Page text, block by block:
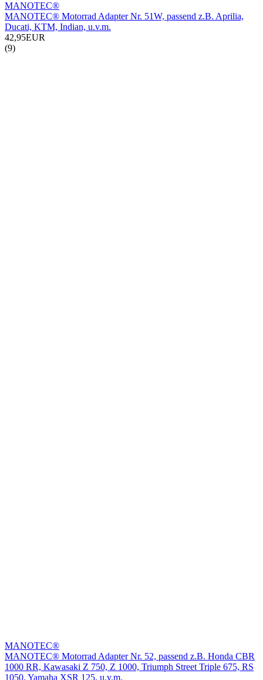
MANOTEC®
MANOTEC® Motorrad Adapter Nr. 51W, passend z.B. Aprilia,
Ducati, KTM, Indian, u.v.m.
42,95EUR
(9)
MANOTEC®
MANOTEC® Motorrad Adapter Nr. 52, passend z.B. Honda CBR
1000 RR, Kawasaki Z 750, Z 1000, Triumph Street Triple 675, RS
1050, Yamaha XSR 125, u.v.m.